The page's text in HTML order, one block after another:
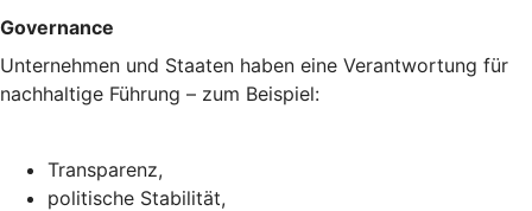
Governance
Unternehmen und Staaten haben eine Verantwortung für
nachhaltige Führung – zum Beispiel:
Transparenz,
politische Stabilität,